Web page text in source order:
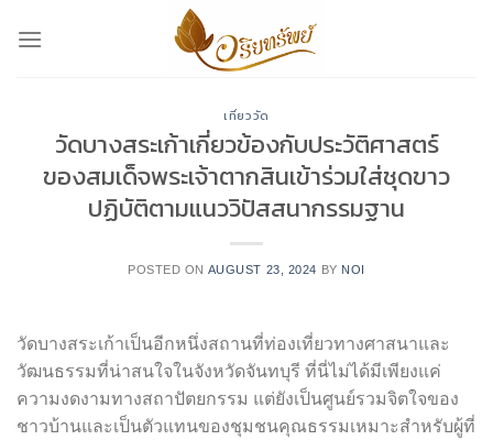
เที่ยววัด
วัดบางสระเก้าเกี่ยวข้องกับประวัติศาสตร์
ของสมเด็จพระเจ้าตากสินเข้าร่วมใส่ชุดขาว
ปฏิบัติตามแนววิปัสสนากรรมฐาน
POSTED ON AUGUST 23, 2024 BY NOI
วัดบางสระเก้าเป็นอีกหนึ่งสถานที่ท่องเที่ยวทางศาสนาและ
วัฒนธรรมที่น่าสนใจในจังหวัดจันทบุรี ที่นี่ไม่ได้มีเพียงแค่
ความงดงามทางสถาปัตยกรรม แต่ยังเป็นศูนย์รวมจิตใจของ
ชาวบ้านและเป็นตัวแทนของชุมชนคุณธรรมเหมาะสำหรับผู้ที่